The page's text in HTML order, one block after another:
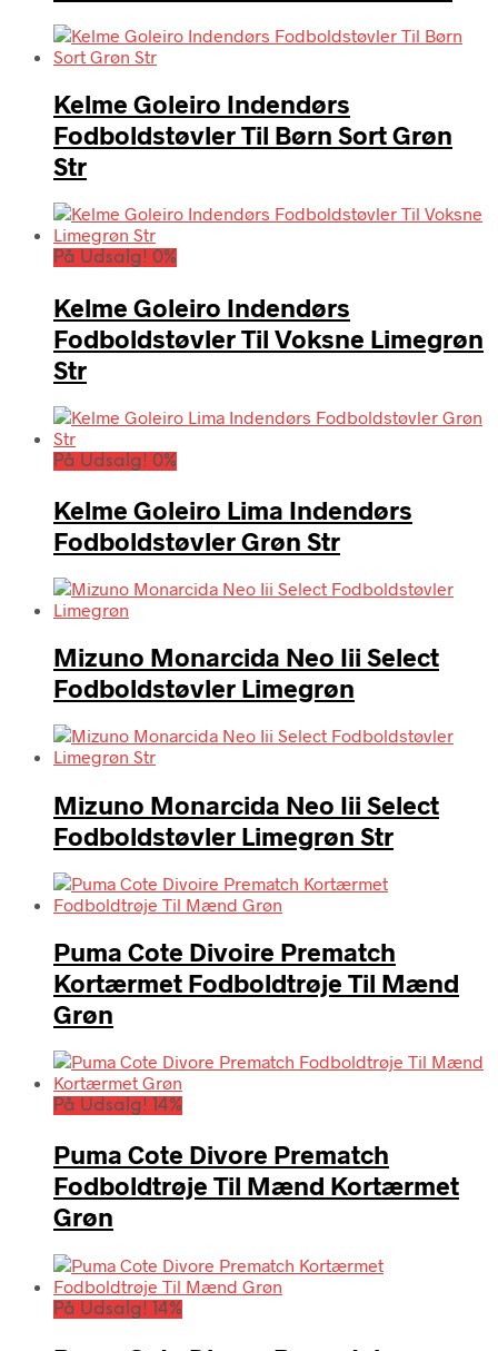
Kelme Goleiro Indendørs
Fodboldstøvler Til Børn Sort Grøn
Str
På Udsalg! 0%
Kelme Goleiro Indendørs
Fodboldstøvler Til Voksne Limegrøn
Str
På Udsalg! 0%
Kelme Goleiro Lima Indendørs
Fodboldstøvler Grøn Str
Mizuno Monarcida Neo Iii Select
Fodboldstøvler Limegrøn
Mizuno Monarcida Neo Iii Select
Fodboldstøvler Limegrøn Str
Puma Cote Divoire Prematch
Kortærmet Fodboldtrøje Til Mænd
Grøn
På Udsalg! 14%
Puma Cote Divore Prematch
Fodboldtrøje Til Mænd Kortærmet
Grøn
På Udsalg! 14%